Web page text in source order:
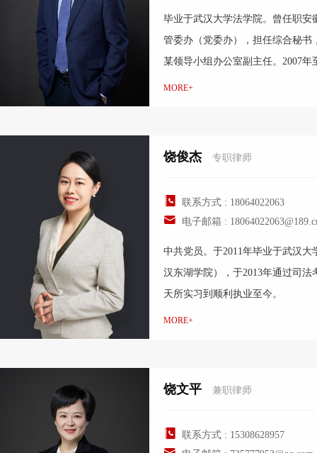
毕业于武汉大学法学院。曾任职安
管委办（党委办），担任综合秘书
某领导小组办公室副主任。2007年
律师事务所，任专职律师、合伙人
MORE+
饶俊杰 专职律师
联系方式 : 18064022063
电子邮箱 :
中共党员。于2011年毕业于武汉大
汉东湖学院），于2013年通过司法
天所实习到顺利执业至今。
MORE+
饶文平 兼职律师
联系方式 : 15308628957